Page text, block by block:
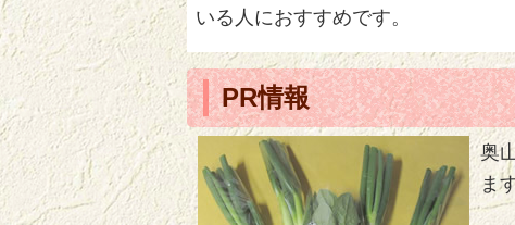
いる人におすすめです。
PR情報
奥
ま